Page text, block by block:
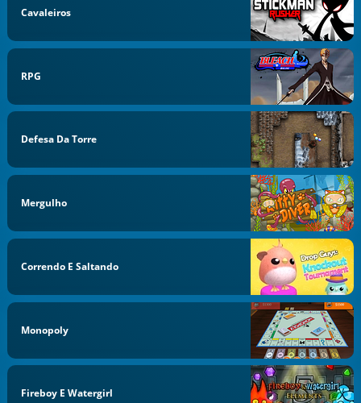
Cavaleiros
RPG
Defesa Da Torre
Mergulho
Correndo E Saltando
Monopoly
Fireboy E Watergirl